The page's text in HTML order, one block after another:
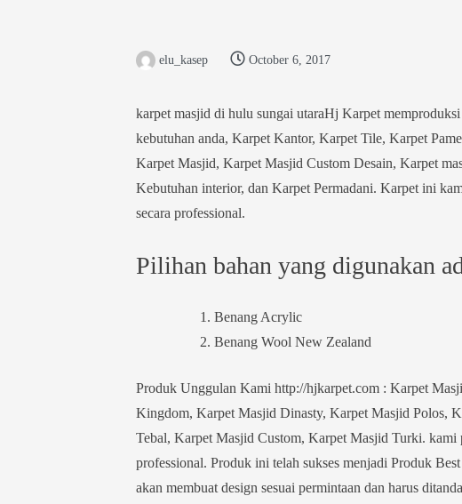
elu_kasep October 6, 2017
karpet masjid di hulu sungai utaraHj Karpet
kebutuhan anda, Karpet Kantor, Karpet Tile, Karpet
Karpet Masjid, Karpet Masjid Custom Desain, Karpet
Kebutuhan interior, dan Karpet Permadani. Karpet ini
secara professional.
Pilihan bahan yang digunakan
Benang Acrylic
Benang Wool New Zealand
Produk Unggulan Kami http://hjkarpet.com : Karpet
Kingdom, Karpet Masjid Dinasty, Karpet Masjid Polos,
Tebal, Karpet Masjid Custom, Karpet Masjid Turki. kami
professional. Produk ini telah sukses menjadi Produk
akan membuat design sesuai permintaan dan harus